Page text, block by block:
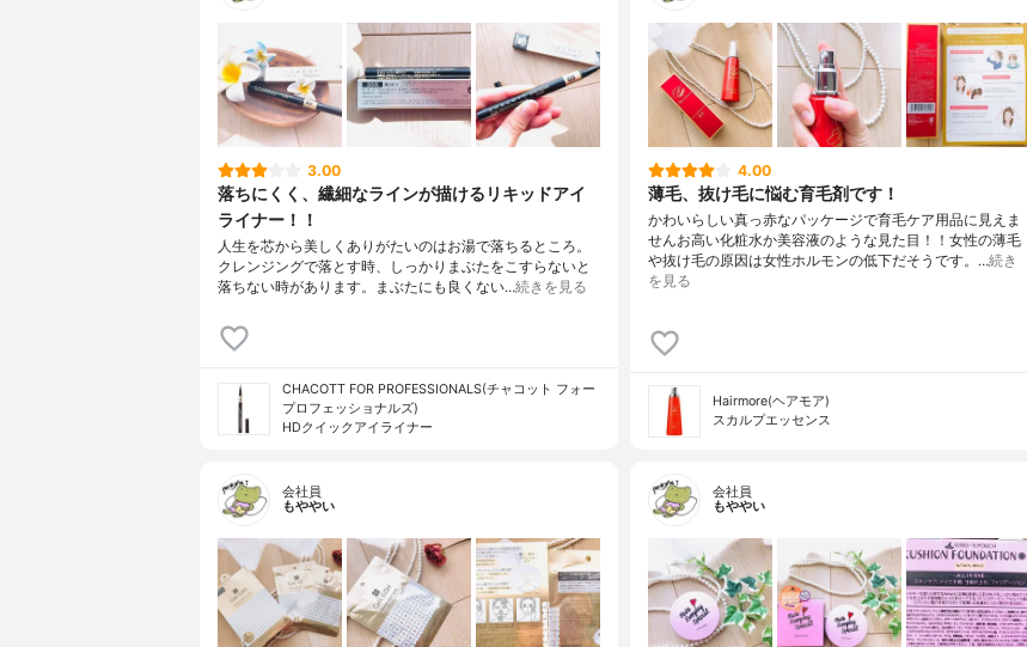
3.00
落ちにくく、繊細なラインが描けるリキッドアイ
ライナー！！
人生を芯から美しくありがたいのはお湯で落ちるところ。
クレンジングで落とす時、しっかりまぶたをこすらないと
落ちない時があります。まぶたにも良くない…続きを見る
CHACOTT FOR PROFESSIONALS(チャコット フォー
プロフェッショナルズ)
HDクイックアイライナー
4.00
薄毛、抜け毛に悩む育毛剤です！
かわいらしい真っ赤なパッケージで育毛ケア用品に見えま
せんお高い化粧水か美容液のような見た目！！女性の薄毛
や抜け毛の原因は女性ホルモンの低下だそうです。…続き
を見る
Hairmore(ヘアモア)
スカルプエッセンス
会社員
もややい
会社員
もややい